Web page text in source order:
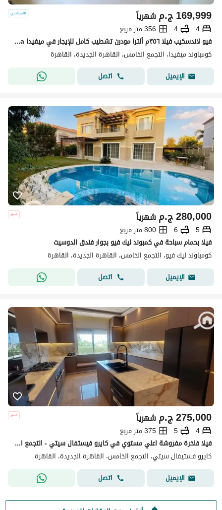
ج.م169,999 شهرياً
4
4
356 متر مربع
فيو لاندسكيب فيلا ٣٥٦م ألترا مودرن تشطيب كامل للإيجار في ميفيدا Mivida التجمع الخامس بالقرب من الجامعة الأمريكية AUC القاهرة الجديدة New Cairo إعمار
كومباوند ميفيدا، التجمع الخامس، القاهرة الجديدة، القاهرة
الإيميل
اتصل
ج.م280,000 شهرياً
5
6
800 متر مربع
فيلا بحمام سباحة في كمبوند ليك فيو بجوار فندق الدوسيت
كومباوند ليك فيو، التجمع الخامس، القاهرة الجديدة، القاهرة
الإيميل
اتصل
ج.م275,000 شهرياً
4
5
375 متر مربع
فيلا فاخرة مفروشة اعلي مستوي في كايرو فيستفال سيتي - التجمع الخامس - القاهرة الجديدة
كايرو فستيفال سيتي، التجمع الخامس، القاهرة الجديدة، القاهرة
الإيميل
اتصل